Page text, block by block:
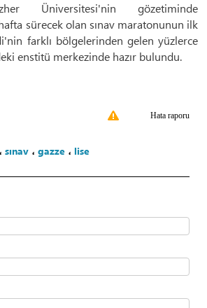
Üniversitesi'nin gözetiminde
sürecek olan sınav maratonunun ilk
farklı bölgelerinden gelen yüzlerce
enstitü merkezinde hazır bulundu.
Hata raporu
، sınav ، gazze ، lise